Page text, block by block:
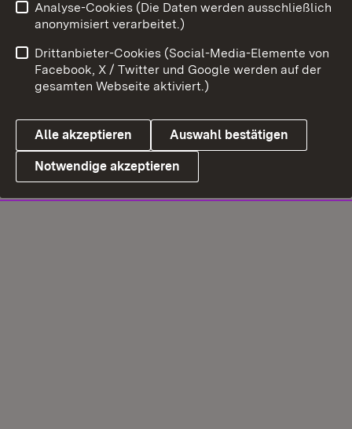
Analyse-Cookies (Die Daten werden ausschließlich
anonymisiert verarbeitet.)
Drittanbieter-Cookies (Social-Media-Elemente von
Facebook, X / Twitter und Google werden auf der
gesamten Webseite aktiviert.)
Alle akzeptieren Auswahl bestätigen
Notwendige akzeptieren